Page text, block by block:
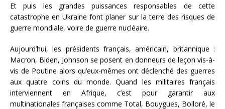
Et puis les grandes puissances responsables de cette
catastrophe en Ukraine font planer sur la terre des risques de
guerre mondiale, voire de guerre nucléaire.
Aujourd’hui, les présidents français, américain, britannique :
Macron, Biden, Johnson se posent en donneurs de leçon vis-à-
vis de Poutine alors qu’eux-mêmes ont déclenché des guerres
aux quatre coins du monde. Quand les militaires français
interviennent en Afrique, c’est pour garantir aux
multinationales françaises comme Total, Bouygues, Bolloré, le